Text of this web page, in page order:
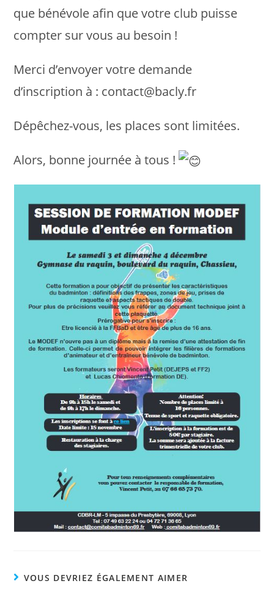
que bénévole afin que votre club puisse
compter sur vous au besoin !
Merci d’envoyer votre demande
d’inscription à : contact@bacly.fr
Dépêchez-vous, les places sont limitées.
Alors, bonne journée à tous !
VOUS DEVRIEZ ÉGALEMENT AIMER